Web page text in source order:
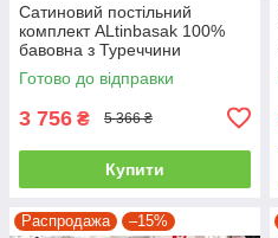
Сатиновий постільний
комплект ALtinbasak 100%
бавовна з Туреччини
двоспальний - євро
Готово до відправки
3 756 ₴ 5 366 ₴
Купити
Распродажа –15%